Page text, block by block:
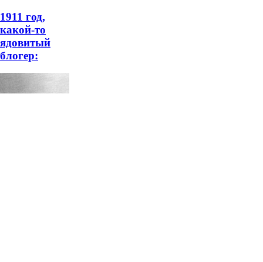
1911 год,
какой-то
ядовитый
блогер: